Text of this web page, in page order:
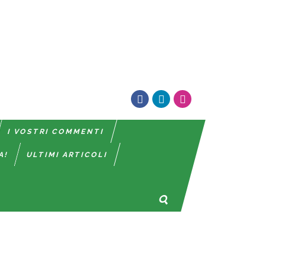
I VOSTRI COMMENTI
ULTIMI ARTICOLI